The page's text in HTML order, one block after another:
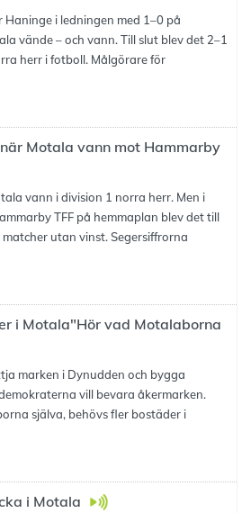
i ledningen med 1–0 på
vände – och vann. Till slut blev det 2–1
herr i fotboll. Målgörare för
Motala vann mot Hammarby
vann i division 1 norra herr. Men i
TFF på hemmaplan blev det till
utan vinst. Segersiffrorna
i Motala"Hör vad Motalaborna
marken i Dynudden och bygga
vill bevara åkermarken.
själva, behövs fler bostäder i
i Motala